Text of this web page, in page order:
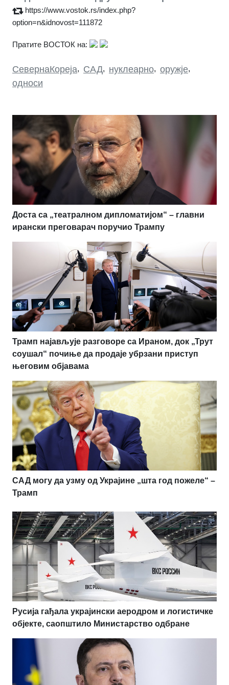
https://www.vostok.rs/index.php?
option=n&idnovost=111872
Пратите ВОСТОК на:
СевернаКореја, САД, нуклеарно, оружје,
односи
Доста са „театралном дипломатијом“ – главни
ирански преговарач поручио Трампу
Трамп најављује разговоре са Ираном, док „Трут
соушал“ почиње да продаје убрзани приступ
његовим објавама
САД могу да узму од Украјине „шта год пожеле“ –
Трамп
Русија гађала украјински аеродром и логистичке
објекте, саопштило Министарство одбране